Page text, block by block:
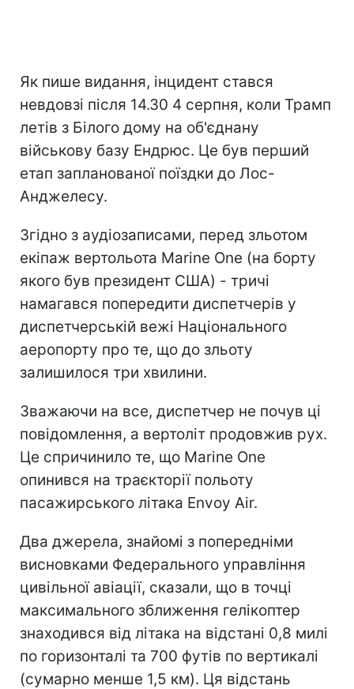
Як пише видання, інцидент стався
невдовзі після 14.30 4 серпня, коли Трамп
летів з Білого дому на об'єднану
військову базу Ендрюс. Це був перший
етап запланованої поїздки до Лос-
Анджелесу.
Згідно з аудіозаписами, перед зльотом
екіпаж вертольота Marine One (на борту
якого був президент США) - тричі
намагався попередити диспетчерів у
диспетчерській вежі Національного
аеропорту про те, що до зльоту
залишилося три хвилини.
Зважаючи на все, диспетчер не почув ці
повідомлення, а вертоліт продовжив рух.
Це спричинило те, що Marine One
опинився на траєкторії польоту
пасажирського літака Envoy Air.
Два джерела, знайомі з попередніми
висновками Федерального управління
цивільної авіації, сказали, що в точці
максимального зближення гелікоптер
знаходився від літака на відстані 0,8 милі
по горизонталі та 700 футів по вертикалі
(сумарно менше 1,5 км). Ця відстань